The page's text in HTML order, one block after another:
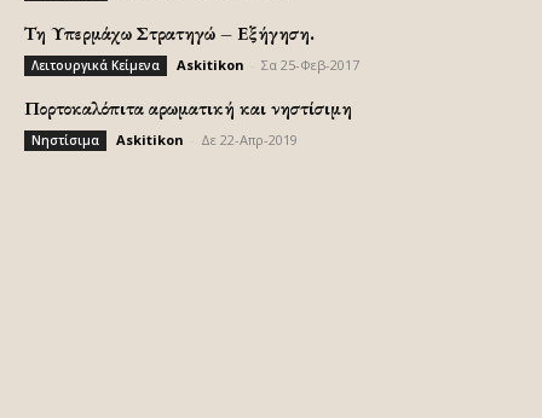
Τη Υπερμάχω Στρατηγώ – Εξήγηση.
Λειτουργικά Κείμενα Askitikon Σα 25-Φεβ-2017
Πορτοκαλόπιτα αρωματική και νηστίσιμη
Νηστίσιμα Askitikon Δε 22-Απρ-2019